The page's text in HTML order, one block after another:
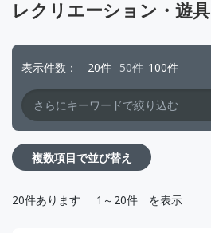
レクリエーション・遊具
表示件数 20件 50件 100件
複数項目で並び替え
20件あります 1～20件 を表示